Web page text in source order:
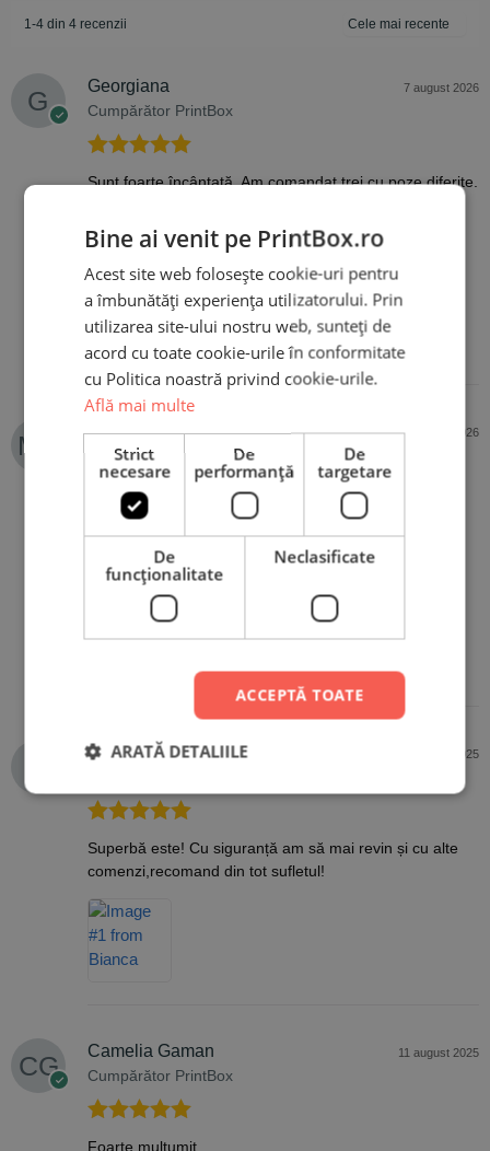
1-4 din 4 recenzii
Georgiana
Cumpărător PrintBox
7 august 2026
Evaluat la
Sunt foarte încântată. Am comandat trei cu poze diferite.
arătau și foarte bine. Promptitudine, profesionalism și
produse de calitate.
Monica Ene
Cumpărător PrintBox
19 martie 2026
Evaluat la
din 5
procesata rapid și livrarea s-a făcut la fel de rapid…va
mulțumesc !
Bianca 21 august 2025
Evaluat la 5
din 5
Superbă este! Cu siguranță am să mai revin și cu alte
comenzi,recomand din tot sufletul!
Camelia Gaman
Cumpărător PrintBox
11 august 2025
Evaluat la
Foarte mulțumit
Bine ai venit pe PrintBox.ro
Acest site web folosește cookie-uri pentru
a îmbunătăți experiența utilizatorului. Prin
utilizarea site-ului nostru web, sunteți de
acord cu toate cookie-urile în conformitate
cu Politica noastră privind cookie-urile.
Află mai multe
Strict
necesare
De
performanță
De
targetare
De
funcţionalitate
Neclasificate
ACCEPTĂ TOATE
ARATĂ DETALIILE